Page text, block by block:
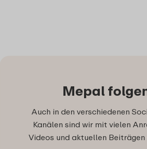
Mepal
Auch in den verschiedenen
Kanälen sind wir mit vielen
Videos und aktuellen